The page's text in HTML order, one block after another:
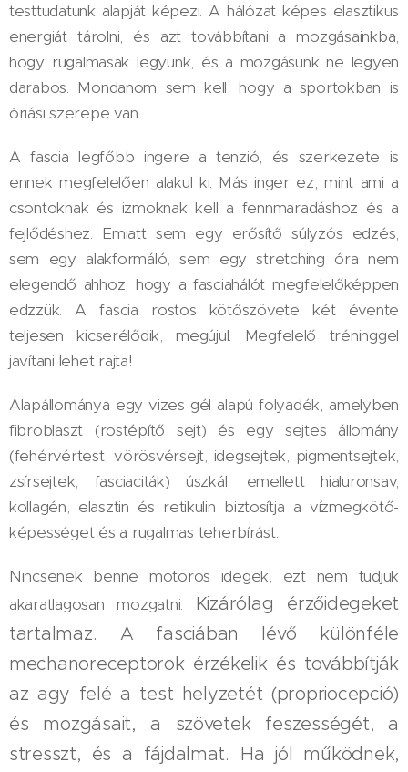
testtudatunk alapját képezi. A hálózat képes elasztikus
energiát tárolni, és azt továbbítani a mozgásainkba,
hogy rugalmasak legyünk, és a mozgásunk ne legyen
darabos. Mondanom sem kell, hogy a sportokban is
óriási szerepe van.
A fascia legfőbb ingere a tenzió, és szerkezete is
ennek megfelelően alakul ki. Más inger ez, mint ami a
csontoknak és izmoknak kell a fennmaradáshoz és a
fejlődéshez. Emiatt sem egy erősítő súlyzós edzés,
sem egy alakformáló, sem egy stretching óra nem
elegendő ahhoz, hogy a fasciahálót megfelelőképpen
edzzük. A fascia rostos kötőszövete két évente
teljesen kicserélődik, megújul. Megfelelő tréninggel
javítani lehet rajta!
Alapállománya egy vizes gél alapú folyadék, amelyben
fibroblaszt (rostépítő sejt) és egy sejtes állomány
(fehérvértest, vörösvérsejt, idegsejtek, pigmentsejtek,
zsírsejtek, fasciaciták) úszkál, emellett hialuronsav,
kollagén, elasztin és retikulin biztosítja a vízmegkötő-
képességet és a rugalmas teherbírást.
Nincsenek benne motoros idegek, ezt nem tudjuk
akaratlagosan mozgatni. Kizárólag érzőidegeket
tartalmaz. A fasciában lévő különféle
mechanoreceptorok érzékelik és továbbítják
az agy felé a test helyzetét (propriocepció)
és mozgásait, a szövetek feszességét, a
stresszt, és a fájdalmat. Ha jól működnek,